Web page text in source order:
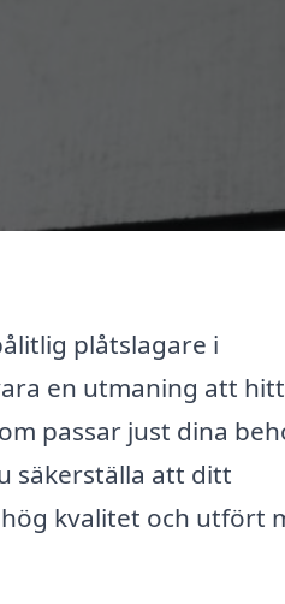
plåtslagare i
en utmaning att
passar just dina
säkerställa att ditt
kvalitet och utfört